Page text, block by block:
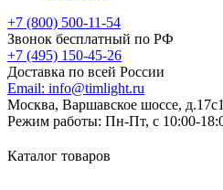
+7 (800) 500-11-54
Звонок бесплатный по РФ
+7 (495) 150-45-26
Доставка по всей России
Email: info@timlight.ru
Москва, Варшавское шоссе, д.17c1
Режим работы: Пн-Пт, с 10:00-
Каталог товаров